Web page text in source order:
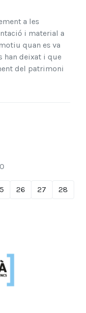
a les
i material a
quan es va
han deixat i que
del patrimoni
26 27
28